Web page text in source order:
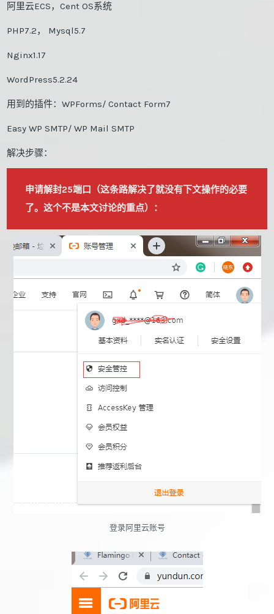
阿里云ECS，Cent OS系统
PHP7.2， Mysql5.7
Nginx1.17
WordPress5.2.24
用到的插件：WPForms/ Contact Form7
Easy WP SMTP/ WP Mail SMTP
解决步骤：
申请解封25端口（这条路解决了就没有下文操作的必要
了。这个不是本文讨论的重点）：
登录阿里云账号